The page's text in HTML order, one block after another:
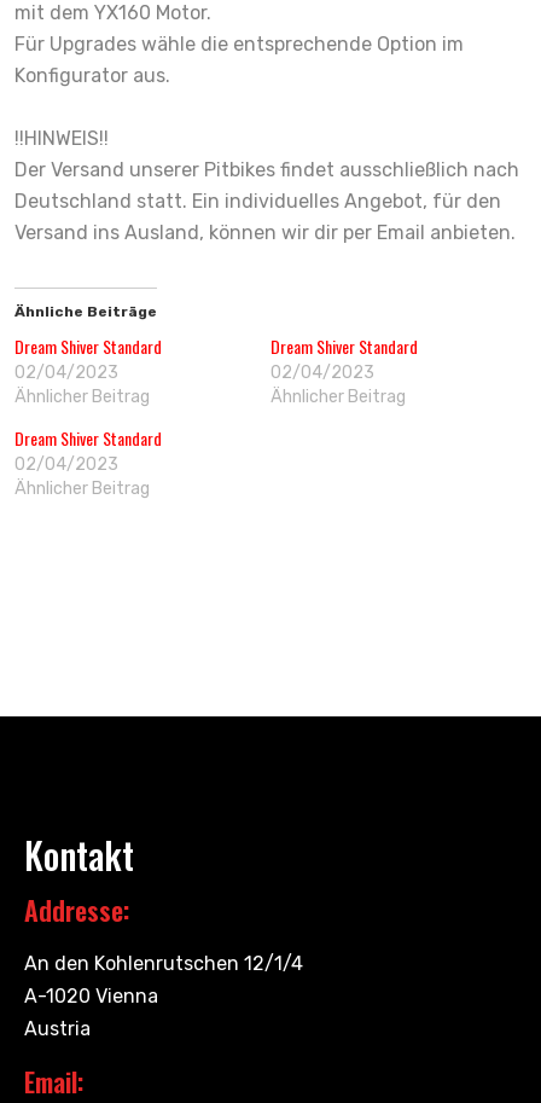
mit dem YX160 Motor.
Für Upgrades wähle die entsprechende Option im
Konfigurator aus.
!!HINWEIS!!
Der Versand unserer Pitbikes findet ausschließlich nach
Deutschland statt. Ein individuelles Angebot, für den
Versand ins Ausland, können wir dir per Email anbieten.
Ähnliche Beiträge
Dream Shiver Standard
02/04/2023
Ähnlicher Beitrag
Dream Shiver Standard
02/04/2023
Ähnlicher Beitrag
Dream Shiver Standard
02/04/2023
Ähnlicher Beitrag
Kontakt
Addresse:
An den Kohlenrutschen 12/1/4
A-1020 Vienna
Austria
Email: